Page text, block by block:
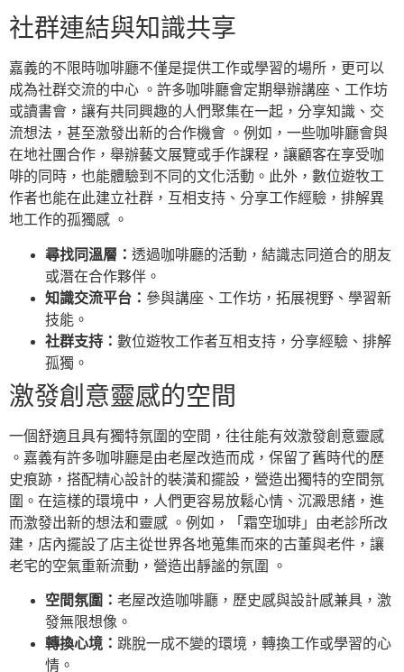
社群連結與知識共享
嘉義的不限時咖啡廳不僅是提供工作或學習的場所，更可以
成為社群交流的中心 。許多咖啡廳會定期舉辦講座、工作坊
或讀書會，讓有共同興趣的人們聚集在一起，分享知識、交
流想法，甚至激發出新的合作機會 。例如，一些咖啡廳會與
在地社團合作，舉辦藝文展覽或手作課程，讓顧客在享受咖
啡的同時，也能體驗到不同的文化活動。此外，數位遊牧工
作者也能在此建立社群，互相支持、分享工作經驗，排解異
地工作的孤獨感 。
尋找同溫層： 透過咖啡廳的活動，結識志同道合的朋友
或潛在合作夥伴。
知識交流平台： 參與講座、工作坊，拓展視野、學習新
技能。
社群支持： 數位遊牧工作者互相支持，分享經驗、排解
孤獨。
激發創意靈感的空間
一個舒適且具有獨特氛圍的空間，往往能有效激發創意靈感
。嘉義有許多咖啡廳是由老屋改造而成，保留了舊時代的歷
史痕跡，搭配精心設計的裝潢和擺設，營造出獨特的空間氛
圍。在這樣的環境中，人們更容易放鬆心情、沉澱思緒，進
而激發出新的想法和靈感 。例如，「霜空珈琲」由老診所改
建，店內擺設了店主從世界各地蒐集而來的古董與老件，讓
老宅的空氣重新流動，營造出靜謐的氛圍 。
空間氛圍： 老屋改造咖啡廳，歷史感與設計感兼具，激
發無限想像。
轉換心境： 跳脫一成不變的環境，轉換工作或學習的心
情。